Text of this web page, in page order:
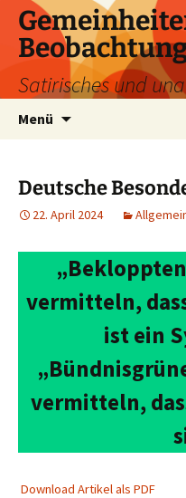
Zum
Inhalt
springen
Satirisches und
Menü
Deutsche
22. April 2024
vermitteln,
ist ein
vermitteln,
Download Artikel als PDF